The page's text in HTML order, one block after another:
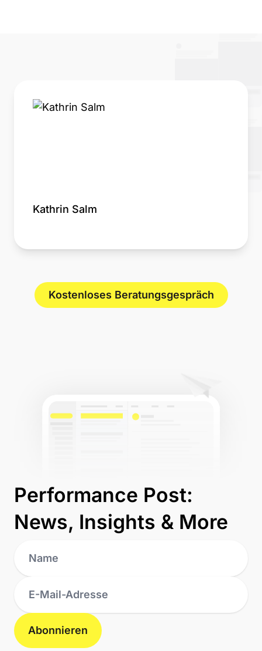
Kathrin Salm
Kostenloses Beratungsgespräch
Performance Post:
News, Insights & More
Abonnieren